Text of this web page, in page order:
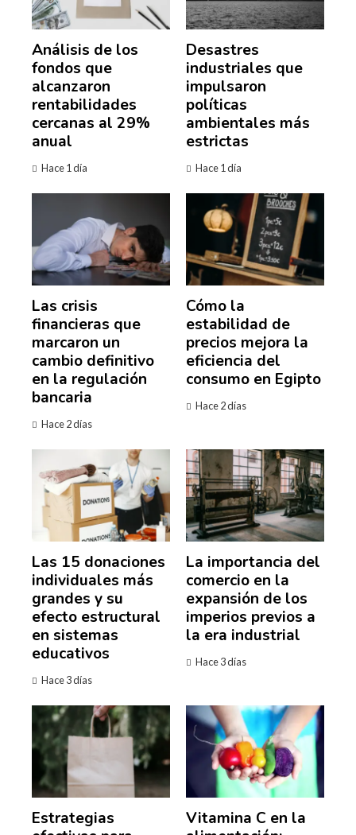
Análisis de los
fondos que
alcanzaron
rentabilidades
cercanas al 29%
anual
Hace 1 día
Desastres
industriales que
impulsaron
políticas
ambientales más
estrictas
Hace 1 día
Las crisis
financieras que
marcaron un
cambio definitivo
en la regulación
bancaria
Hace 2 días
Cómo la
estabilidad de
precios mejora la
eficiencia del
consumo en Egipto
Hace 2 días
Las 15 donaciones
individuales más
grandes y su
efecto estructural
en sistemas
educativos
Hace 3 días
La importancia del
comercio en la
expansión de los
imperios previos a
la era industrial
Hace 3 días
Estrategias
Vitamina C en la